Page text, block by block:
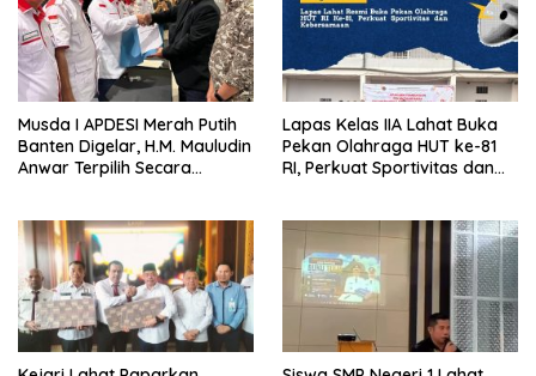
Musda I APDESI Merah Putih
Banten Digelar, H.M. Mauludin
Anwar Terpilih Secara
Lapas Kelas IIA Lahat Buka
Pekan Olahraga HUT ke-81
RI, Perkuat Sportivitas dan